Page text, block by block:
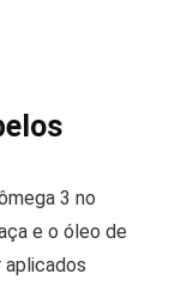
3 no
e o óleo de
aplicados